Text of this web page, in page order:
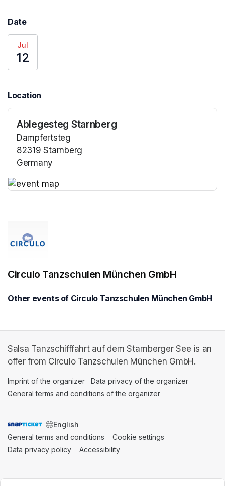
Date
Jul
12
Location
Ablegesteg Starnberg
Dampfertsteg
82319 Starnberg
Germany
Circulo Tanzschulen München GmbH
Other events of Circulo Tanzschulen München GmbH
Salsa Tanzschifffahrt auf dem Starnberger See is an
offer from Circulo Tanzschulen München GmbH.
Imprint of the organizer (opens in a new tab)
Data privacy of the organizer
General terms and conditions of the organizer
SWITCH LANGUAGE
General terms and conditions (opens in a new tab)
Cookie settings
Data privacy policy (opens in a new tab)
Accessibility